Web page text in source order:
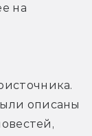
на
описаны